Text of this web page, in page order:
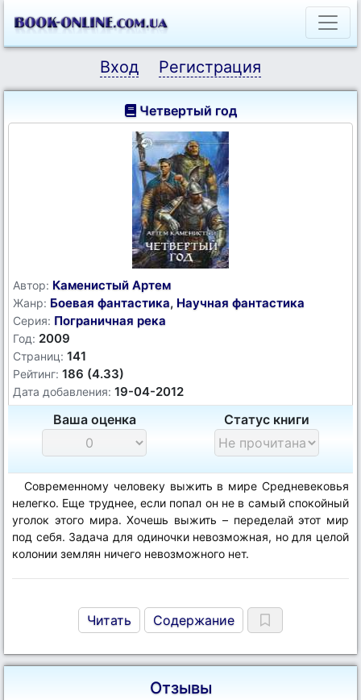
Вход Регистрация
Четвертый год
Автор: Каменистый Артем
Жанр: Боевая фантастика, Научная фантастика
Серия: Пограничная река
Год: 2009
Страниц: 141
Рейтинг: 186 (4.33)
Дата добавления: 19-04-2012
Ваша оценка Статус книги
Современному человеку выжить в мире Средневековья
нелегко. Еще труднее, если попал он не в самый спокойный
уголок этого мира. Хочешь выжить – переделай этот мир
под себя. Задача для одиночки невозможная, но для целой
колонии землян ничего невозможного нет.
Читать Содержание
Отзывы